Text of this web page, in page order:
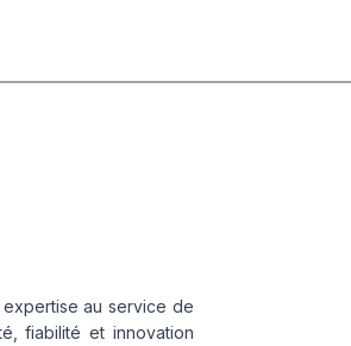
AGILIS 3
expertise au service de
fiabilité et innovation